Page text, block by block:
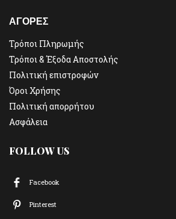
ΑΓΟΡΕΣ
Τρόποι Πληρωμής
Τρόποι & Έξοδα Αποστολής
Πολιτική επιστροφών
Όροι Χρήσης
Πολιτική απορρήτου
Ασφάλεια
FOLLOW US
Facebook
Pinterest